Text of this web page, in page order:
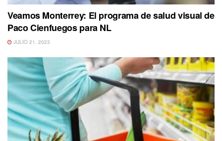
Veamos Monterrey: El programa de salud visual de
Paco Cienfuegos para NL
JULIO 21, 2023